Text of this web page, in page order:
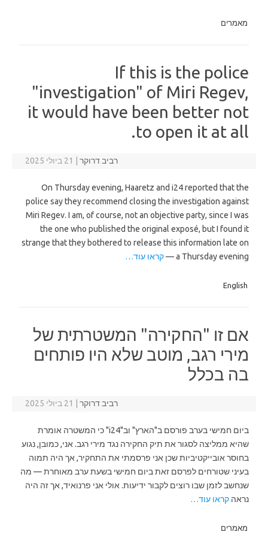
מאמרים
If this is the police
"investigation" of Miri Regev,
it would have been better not
to open it at all.
רביב דרוקר 21 ביולי 2025
On Thursday evening, Haaretz and i24 reported that the
police say they recommend closing the investigation against
Miri Regev. I am, of course, not an objective party, since I was
the one who published the original exposé, but I found it
strange that they bothered to release this information late on
a Thursday evening —
קראו עוד…
English
אם זו "החקירה" המשטרתית של
מירי רגב, מוטב שלא היו פותחים
בה בכלל
רביב דרוקר 21 ביולי 2025
ביום חמישי בערב פורסם ב"הארץ" וב"i24" כי המשטרה אומרת
שהיא ממליצה לסגור את תיק החקירה נגד מירי רגב. אני, כמובן, נגוע
בחוסר אובייקטיביות שכן אני פרסמתי את התחקיר, אך היה תמוה
בעיני שטורחים לפרסם זאת ביום חמישי בשעת ערב מאוחרת — מה
שנחשב לזמן שבו רוצים לקבור ידיעות. אולי אני פרנואיד, אך זה היה
נראה קראו עוד…
מאמרים